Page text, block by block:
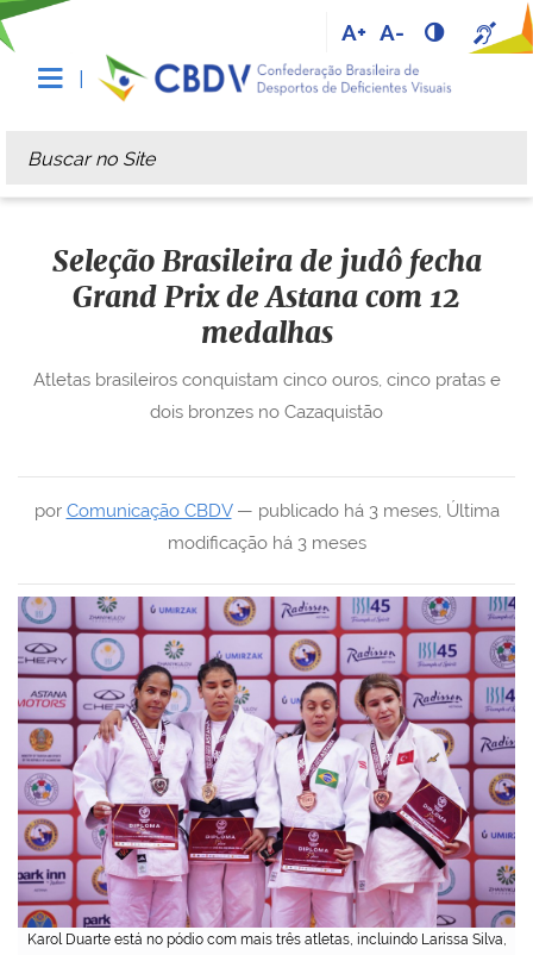
A+ A-
Busca
Busca Avançada…
Karol Duarte está no pódio com mais três atletas, incluindo Larissa Silva,
Seleção Brasileira de judô fecha
Grand Prix de Astana com 12
medalhas
por Comunicação CBDV— publicado há 3 meses, Última
modificação há 3 meses
Atletas brasileiros conquistam cinco ouros, cinco pratas e
dois bronzes no Cazaquistão